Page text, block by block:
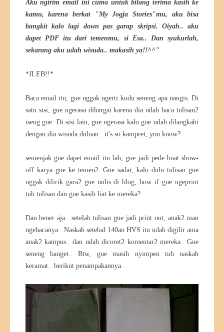
Aku ngirim email ini cuma untuk bilang terima kasih ke
kamu, karena berkat "My Jogja Stories"mu, aku bisa
bangkit kalo lagi down pas garap skripsi. Oiyah.. aku
dapet PDF itu dari temenmu, si Esa.. Dan syukurlah,
sekarang aku udah wisuda.. makasih ya!!^^"
*JLEB!!*
Baca email itu, gue nggak ngerti kudu seneng apa nangis. Di
satu sisi, gue ngerasa dihargai karena dia udah baca tulisan2
iseng gue. Di sisi lain, gue ngerasa kalo gue udah dilangkahi
dengan dia wisuda duluan.. it's so kampret, you know?
semenjak gue dapet email itu lah, gue jadi pede buat show-
off karya gue ke temen2. Gue sadar, kalo dulu tulisan gue
nggak dilirik gara2 gue nulis di blog, how if gue ngeprint
tuh tulisan dan gue kasih liat ke mereka?
Dan bener aja.. setelah tulisan gue jadi print out, anak2 mau
ngebacanya.. Naskah setebal 140an HVS itu udah digilir ama
anak2 kampus.. dan udah dicoret2 komentar2 mereka.. Gue
seneng banget.. Btw, gue masih nyimpen tuh naskah
keramat.. berikut penampakannya..